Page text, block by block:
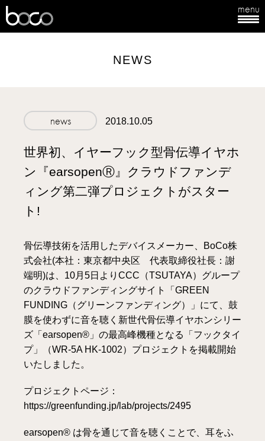
menu
NEWS
news 2018.10.05
世界初、イヤーフック型骨伝導イヤホ
ン『earsopenⓇ』クラウドファンデ
ィング第二弾プロジェクトがスター
ト!
骨伝導技術を活用したデバイスメーカー、BoCo株
式会社(本社：東京都中央区 代表取締役社長：謝
端明)は、10月5日よりCCC（TSUTAYA）グループ
のクラウドファンディングサイト「GREEN
FUNDING（グリーンファンディング）」にて、鼓
膜を使わずに音を聴く新世代骨伝導イヤホンシリー
ズ「earsopen®」の最高峰機種となる「フックタイ
プ」（WR-5A HK-1002）プロジェクトを掲載開始
いたしました。
プロジェクトページ：
https://greenfunding.jp/lab/projects/2495
earsopen® は骨を通じて音を聴くことで、耳をふ